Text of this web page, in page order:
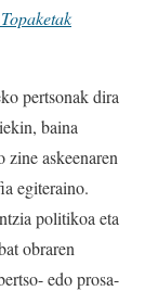
pertsonak dira
baina
zine askeenaren
egiteraino.
politikoa eta
obraren
edo prosa-